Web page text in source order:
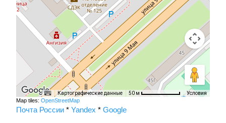
Картографические данные 50 м Условия
Map tiles: OpenStreetMap
Почта России * Yandex * Google